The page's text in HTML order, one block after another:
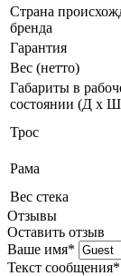
Страна
бренда
Гарантия
Вес (нетто)
Габариты в
состоянии (Д х
Трос
Рама
Вес стека
Отзывы
Оставить отзыв
Ваше имя*
Текст сообщения*